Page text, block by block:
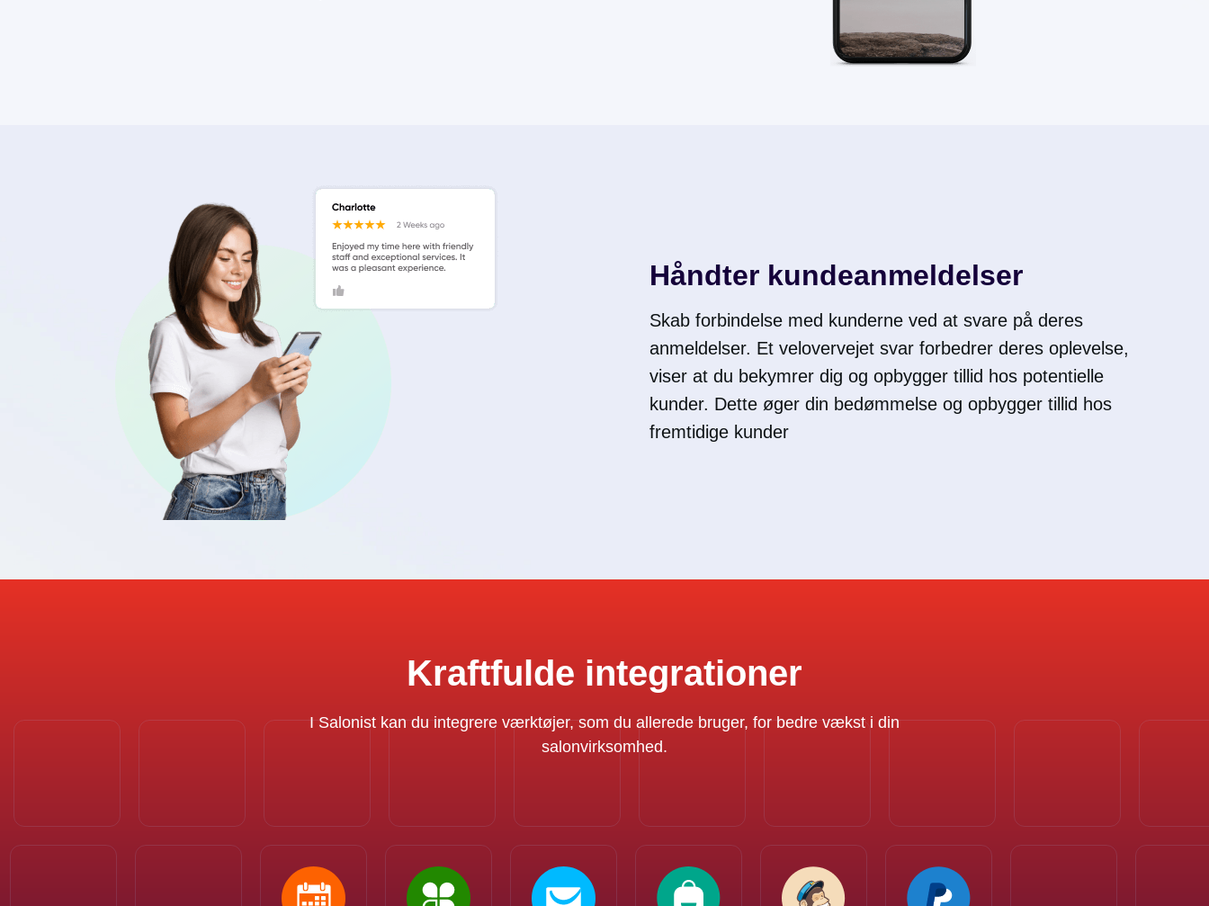
Håndter kundeanmeldelser
Skab forbindelse med kunderne ved at svare på deres
anmeldelser. Et velovervejet svar forbedrer deres oplevelse,
viser at du bekymrer dig og opbygger tillid hos potentielle
kunder. Dette øger din bedømmelse og opbygger tillid hos
fremtidige kunder
Kraftfulde integrationer
I Salonist kan du integrere værktøjer, som du allerede bruger, for bedre vækst i din
salonvirksomhed.